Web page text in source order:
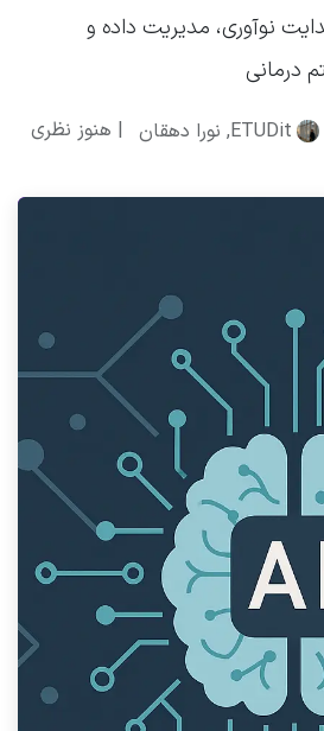
نوآوری، مدیریت داده و
درمانی
ETUDit, نورا دهقان
| هنوز نظری